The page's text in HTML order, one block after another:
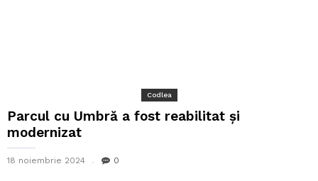
Codlea
Parcul cu Umbră a fost reabilitat și
modernizat
18 noiembrie 2024 0